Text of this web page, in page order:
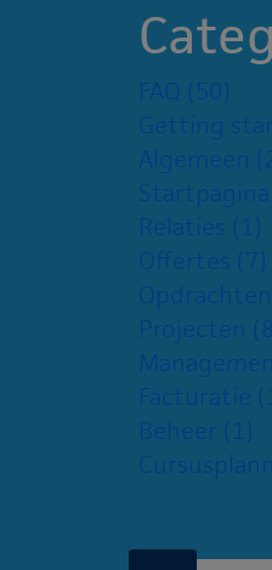
FAQ (50)
Getting
Algemeen
Startpagina
Relaties (1)
Offertes (7)
Opdrachten
Projecten
Facturatie
Beheer (1)